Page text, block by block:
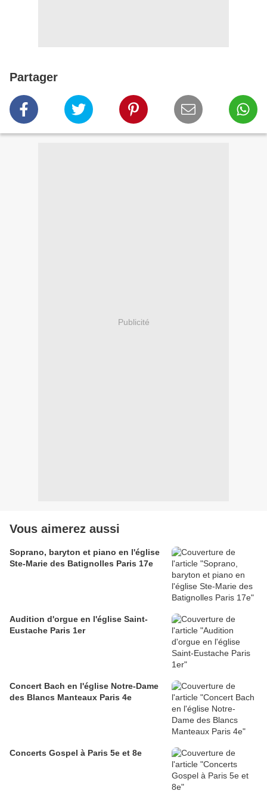
Partager
Publicité
Vous aimerez aussi
Soprano, baryton et piano en l'église
Ste-Marie des Batignolles Paris 17e
Audition d'orgue en l'église Saint-
Eustache Paris 1er
Concert Bach en l'église Notre-Dame
des Blancs Manteaux Paris 4e
Concerts Gospel à Paris 5e et 8e